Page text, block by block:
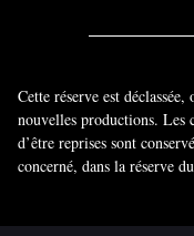
Cette réserve est
nouvelles productions. Les
d’être reprises sont
concerné, dans la réserve